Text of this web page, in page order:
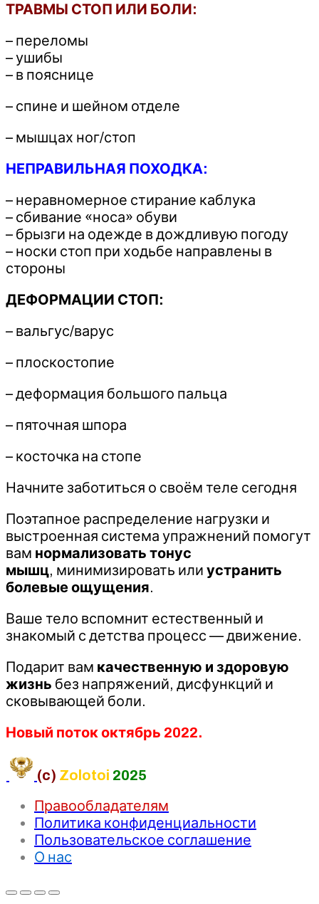
ТРАВМЫ СТОП ИЛИ БОЛИ:
– переломы
– ушибы
– в пояснице
– спине и шейном отделе
– мышцах ног/стоп
НЕПРАВИЛЬНАЯ ПОХОДКА:
– неравномерное стирание каблука
– сбивание «носа» обуви
– брызги на одежде в дождливую погоду
– носки стоп при ходьбе направлены в
стороны
ДЕФОРМАЦИИ СТОП:
– вальгус/варус
– плоскостопие
– деформация большого пальца
– пяточная шпора
– косточка на стопе
Начните заботиться о своём теле сегодня
Поэтапное распределение нагрузки и
выстроенная система упражнений помогут
вам нормализовать тонус
мышц, минимизировать или устранить
болевые ощущения.
Ваше тело вспомнит естественный и
знакомый с детства процесс — движение.
Подарит вам качественную и здоровую
жизнь без напряжений, дисфункций и
сковывающей боли.
Новый поток октябрь 2022.
(c) Zolotoi 2025
Правообладателям
Политика конфиденциальности
Пользовательское соглашение
О нас